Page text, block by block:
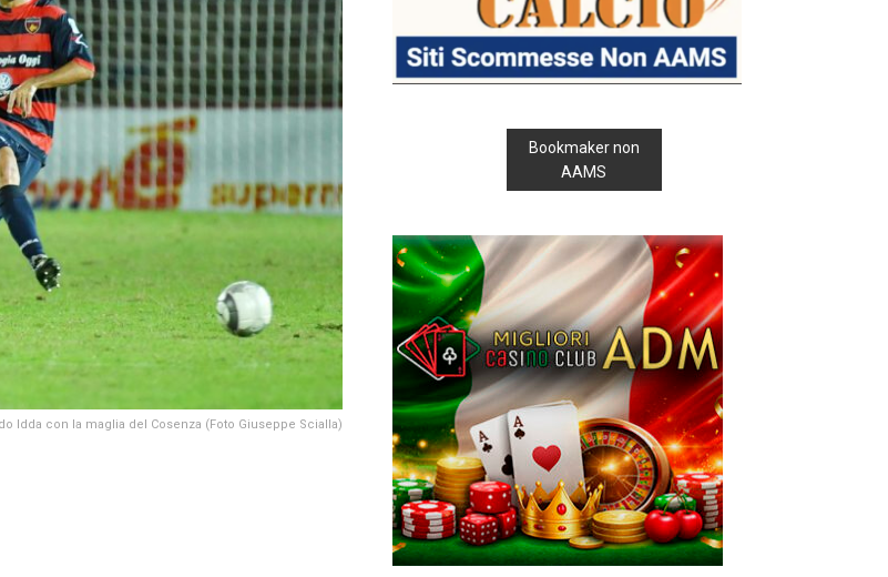
Idda con la maglia del Cosenza (Foto Giuseppe Scialla)
Bookmaker non
AAMS